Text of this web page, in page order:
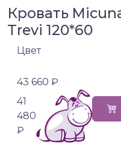
Кровать
Trevi 120*60
Цвет
43 660 ₽
41
480
₽